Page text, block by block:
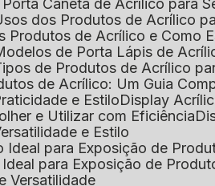
Porta Caneta de Acrílico para
dos Produtos de Acrílico
Produtos de Acrílico e Como
de Porta Lápis de
de Produtos de Acrílico
de Acrílico: Um Guia
e Estilo
Display
e Utilizar com Eficiência
e Estilo
Ideal para Exposição de
Ideal para Exposição de
Versatilidade